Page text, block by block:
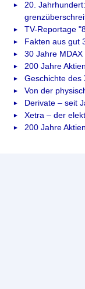
20.
TV-Reportage
Fakten aus gut
30 Jahre MDAX
200 Jahre
Geschichte des
Von der
Derivate – seit
Xetra – der
200 Jahre